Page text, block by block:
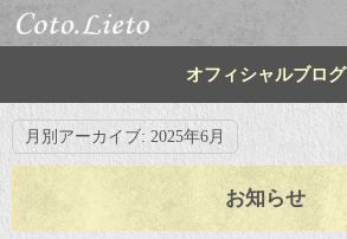
オフィシャルブログ
月別アーカイブ: 2025年6月
お知らせ